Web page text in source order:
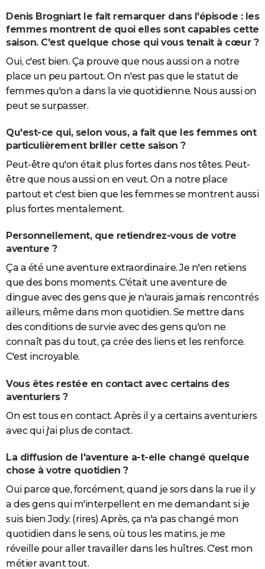
Denis Brogniart le fait remarquer dans l'épisode : les
femmes montrent de quoi elles sont capables cette
saison. C'est quelque chose qui vous tenait à cœur ?
Oui, c'est bien. Ça prouve que nous aussi on a notre
place un peu partout. On n'est pas que le statut de
femmes qu'on a dans la vie quotidienne. Nous aussi on
peut se surpasser.
Qu'est-ce qui, selon vous, a fait que les femmes ont
particulièrement briller cette saison ?
Peut-être qu'on était plus fortes dans nos têtes. Peut-
être que nous aussi on en veut. On a notre place
partout et c'est bien que les femmes se montrent aussi
plus fortes mentalement.
Personnellement, que retiendrez-vous de votre
aventure ?
Ça a été une aventure extraordinaire. Je n'en retiens
que des bons moments. C'était une aventure de
dingue avec des gens que je n'aurais jamais rencontrés
ailleurs, même dans mon quotidien. Se mettre dans
des conditions de survie avec des gens qu'on ne
connaît pas du tout, ça crée des liens et les renforce.
C'est incroyable.
Vous êtes restée en contact avec certains des
aventuriers ?
On est tous en contact. Après il y a certains aventuriers
avec qui j'ai plus de contact.
La diffusion de l'aventure a-t-elle changé quelque
chose à votre quotidien ?
Oui parce que, forcément, quand je sors dans la rue il y
a des gens qui m'interpellent en me demandant si je
suis bien Jody. (rires) Après, ça n'a pas changé mon
quotidien dans le sens, où tous les matins, je me
réveille pour aller travailler dans les huîtres. C'est mon
métier avant tout.